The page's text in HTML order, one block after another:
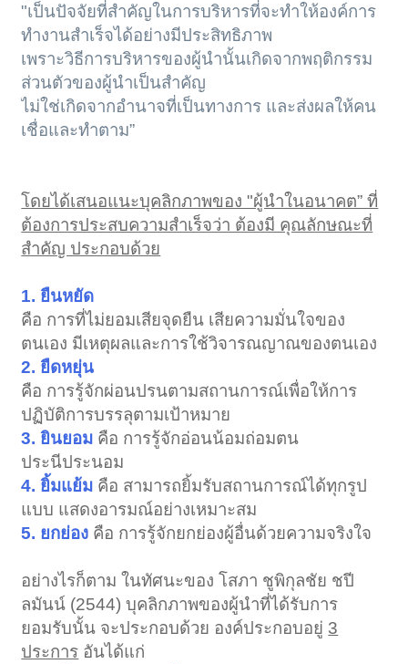
"เป็นปัจจัยที่สำคัญในการบริหารที่จะทำให้องค์การ
ทำงานสำเร็จได้อย่างมีประสิทธิภาพ
เพราะวิธีการบริหารของผู้นำนั้นเกิดจากพฤติกรรม
ส่วนตัวของผู้นำเป็นสำคัญ
ไม่ใช่เกิดจากอำนาจที่เป็นทางการ และส่งผลให้คน
เชื่อและทำตาม”
โดยได้เสนอแนะบุคลิกภาพของ "ผู้นำในอนาคต” ที่
ต้องการประสบความสำเร็จว่า ต้องมี คุณลักษณะที่
สำคัญ ประกอบด้วย
1. ยืนหยัด
คือ การที่ไม่ยอมเสียจุดยืน เสียความมั่นใจของ
ตนเอง มีเหตุผลและการใช้วิจารณญาณของตนเอง
2. ยืดหยุ่น
คือ การรู้จักผ่อนปรนตามสถานการณ์เพื่อให้การ
ปฏิบัติการบรรลุตามเป้าหมาย
3. ยินยอม คือ การรู้จักอ่อนน้อมถ่อมตน
ประนีประนอม
4. ยิ้มแย้ม คือ สามารถยิ้มรับสถานการณ์ได้ทุกรูป
แบบ แสดงอารมณ์อย่างเหมาะสม
5. ยกย่อง คือ การรู้จักยกย่องผู้อื่นด้วยความจริงใจ
อย่างไรก็ตาม ในทัศนะของ โสภา ชูพิกุลชัย ชปี
ลมันน์ (2544) บุคลิกภาพของผู้นำที่ได้รับการ
ยอมรับนั้น จะประกอบด้วย องค์ประกอบอยู่ 3
ประการ อันได้แก่